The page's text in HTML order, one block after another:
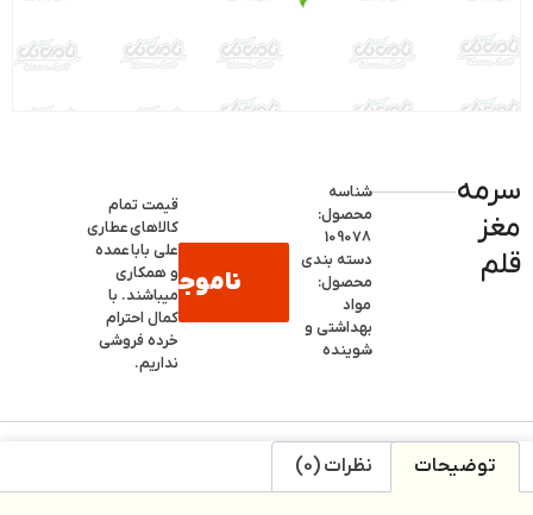
سرمه
مغز
قلم
شناسه
محصول:
109078
دسته بندی
محصول:
مواد
بهداشتی و
شوینده
ناموجود
قیمت تمام
کالاهایعطاری
علی باباعمده
و همکاری
میباشند. با
کمال احترام
خرده فروشی
نداریم.
توضیحات نظرات (0)